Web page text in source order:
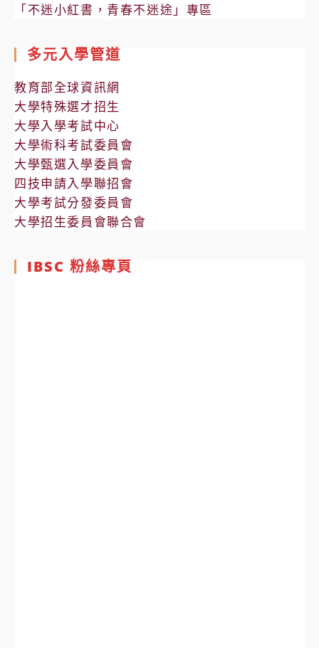
「不迷小紅書，青春不迷途」專區
多元入學管道
教育部全球資訊網
大學特殊選才招生
大學入學考試中心
大學術科考試委員會
大學甄選入學委員會
四技申請入學聯招會
大學考試分發委員會
大學招生委員會聯合會
IBSC 粉絲專頁